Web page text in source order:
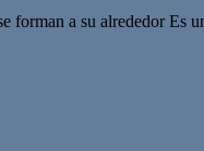
a su alrededor Es